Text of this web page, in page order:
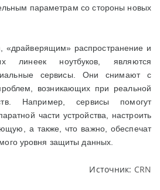
параметрам со стороны новых
распространение и
линеек ноутбуков, являются
сервисы. Они снимают с
возникающих при реальной
Например, сервисы помогут
части устройства, настроить
а также, что важно, обеспечат
уровня защиты данных.
Источник: CRN